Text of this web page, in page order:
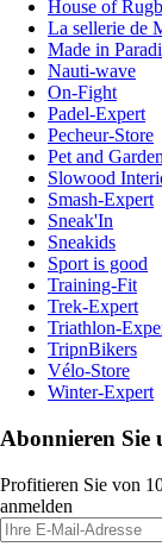
House of
La sellerie de
Made in
Nauti-wave
On-Fight
Padel-Expert
Pecheur-Store
Pet and Garden
Slowood
Smash-Expert
Sneak'In
Sneakids
Sport is good
Training-Fit
Trek-Expert
Triathlon-
TripnBikers
Vélo-Store
Winter-Expert
Abonnieren Sie
Profitieren Sie von
anmelden